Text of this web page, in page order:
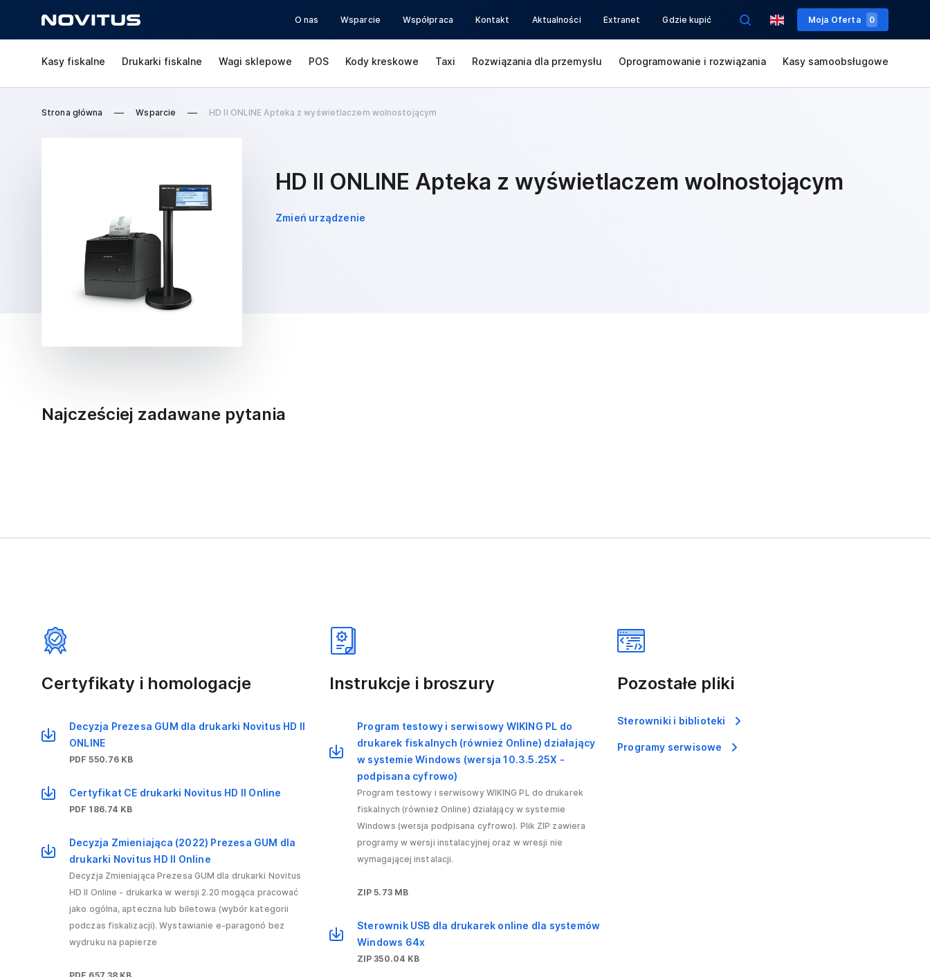
O nas Wsparcie Współpraca Kontakt Aktualności Extranet Gdzie kupić Moja Oferta 0
Kasy fiskalne Drukarki fiskalne Wagi sklepowe POS Kody kreskowe Taxi Rozwiązania dla przemysłu Oprogramowanie i rozwiązania Kasy samoobsługowe
Strona główna Wsparcie HD II ONLINE Apteka z wyświetlaczem wolnostojącym
HD II ONLINE Apteka z wyświetlaczem wolnostojącym
Zmień urządzenie
Najcześciej zadawane pytania
Certyfikaty i homologacje
Decyzja Prezesa GUM dla drukarki Novitus HD II
ONLINE
PDF 550.76 KB
Certyfikat CE drukarki Novitus HD II Online
PDF 186.74 KB
Decyzja Zmieniająca (2022) Prezesa GUM dla
drukarki Novitus HD II Online
Decyzja Zmieniająca Prezesa GUM dla drukarki Novitus
HD II Online - drukarka w wersji 2.20 mogąca pracować
jako ogólna, apteczna lub biletowa (wybór kategorii
podczas fiskalizacji). Wystawianie e-paragonó bez
wydruku na papierze
Instrukcje i broszury
Program testowy i serwisowy WIKING PL do
drukarek fiskalnych (również Online) działający
w systemie Windows (wersja 10.3.5.25X -
podpisana cyfrowo)
Program testowy i serwisowy WIKING PL do drukarek
fiskalnych (również Online) działający w systemie
Windows (wersja podpisana cyfrowo). Plik ZIP zawiera
programy w wersji instalacyjnej oraz w wresji nie
wymagającej instalacji.
ZIP 5.73 MB
Sterownik USB dla drukarek online dla systemów
Windows 64x
ZIP 350.04 KB
Pozostałe pliki
Sterowniki i biblioteki
Programy serwisowe